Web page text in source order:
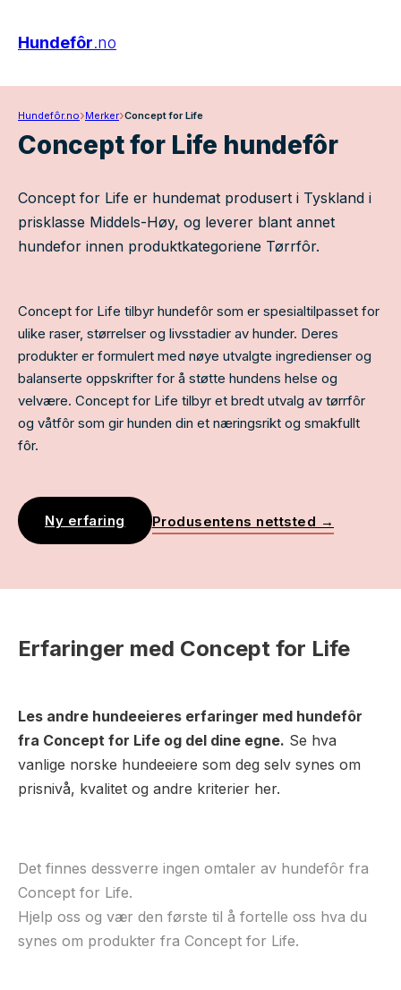
Hundefôr.no
Hundefôr.no›Merker›Concept for Life
Concept for Life hundefôr
Concept for Life er hundemat produsert i Tyskland i
prisklasse Middels-Høy, og leverer blant annet
hundefor innen produktkategoriene Tørrfôr.
Concept for Life tilbyr hundefôr som er spesialtilpasset for
ulike raser, størrelser og livsstadier av hunder. Deres
produkter er formulert med nøye utvalgte ingredienser og
balanserte oppskrifter for å støtte hundens helse og
velvære. Concept for Life tilbyr et bredt utvalg av tørrfôr
og våtfôr som gir hunden din et næringsrikt og smakfullt
fôr.
Ny erfaring Produsentens nettsted →
Erfaringer med Concept for Life
Les andre hundeeieres erfaringer med hundefôr
fra Concept for Life og del dine egne. Se hva
vanlige norske hundeeiere som deg selv synes om
prisnivå, kvalitet og andre kriterier her.
Det finnes dessverre ingen omtaler av hundefôr fra
Concept for Life.
Hjelp oss og vær den første til å fortelle oss hva du
synes om produkter fra Concept for Life.